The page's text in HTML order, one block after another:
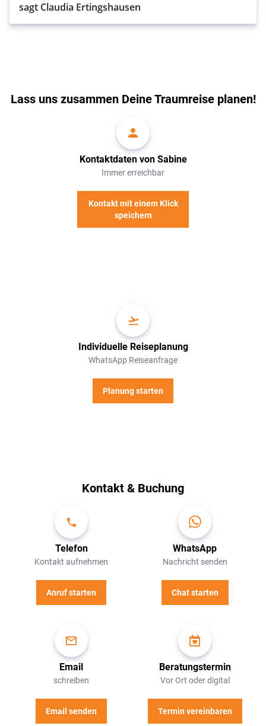
sagt Claudia Ertingshausen
Lass uns zusammen Deine Traumreise planen!
Kontaktdaten von Sabine
Immer erreichbar
Kontakt mit einem Klick
speichern
Individuelle Reiseplanung
WhatsApp Reiseanfrage
Planung starten
Kontakt & Buchung
Telefon
Kontakt aufnehmen
Anruf starten
WhatsApp
Nachricht senden
Chat starten
Email
schreiben
Email senden
Beratungstermin
Vor Ort oder digital
Termin vereinbaren